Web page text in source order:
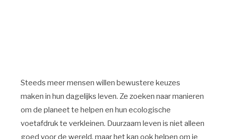
Steeds meer mensen willen bewustere keuzes
maken in hun dagelijks leven. Ze zoeken naar manieren
om de planeet te helpen en hun ecologische
voetafdruk te verkleinen. Duurzaam leven is niet alleen
goed voor de wereld, maar het kan ook helpen om je